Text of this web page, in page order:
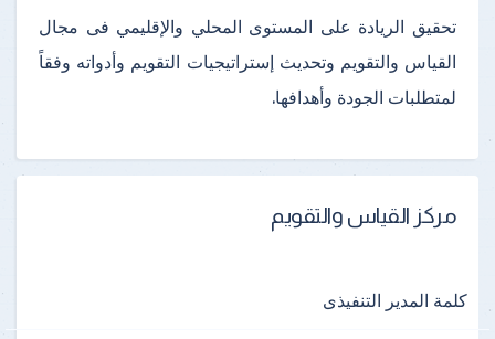
تحقيق الريادة على المستوى المحلي والإقليمي فى مجال
القياس والتقويم وتحديث إستراتيجيات التقويم وأدواته وفقاً
لمتطلبات الجودة وأهدافها.
مركز القياس والتقويم
كلمة المدير التنفيذى